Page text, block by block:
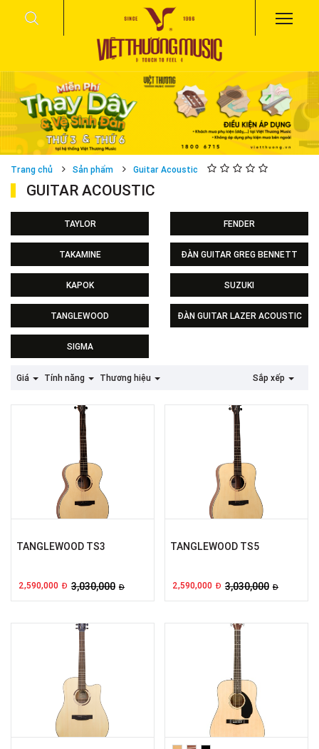
Trang chủ Sản phẩm Guitar Acoustic
GUITAR ACOUSTIC
TAYLOR FENDER
TAKAMINE ĐÀN GUITAR GREG BENNETT
KAPOK SUZUKI
TANGLEWOOD ĐÀN GUITAR LAZER ACOUSTIC
SIGMA
Giá Tính năng Thương hiệu Sắp xếp
TANGLEWOOD TS3
2,590,000 Đ 3,030,000 Đ
TANGLEWOOD TS5
2,590,000 Đ 3,030,000 Đ